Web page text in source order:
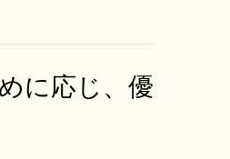
に応じ、優